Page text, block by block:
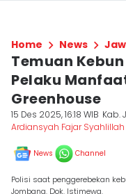
Home News
Temuan
Pelaku
Greenhouse
15 Des 2025, 16:18 WIB Kab.
Ardiansyah Fajar Syahlillah
News Channel
Polisi saat penggerebekan
Jombang. Dok. Istimewa.